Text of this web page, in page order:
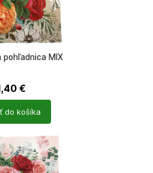
pohľadnica MIX
€
do košíka